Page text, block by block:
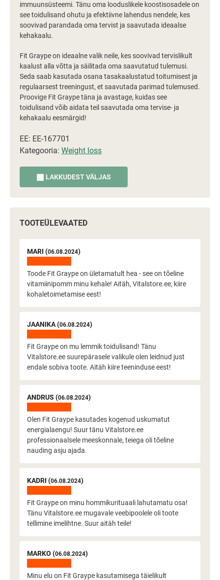
immuunsüsteemi. Tänu oma looduslikele koostisosadele on
see toidulisand ohutu ja efektiivne lahendus nendele, kes
soovivad parandada oma tervist ja saavutada ideaalse
kehakaalu.
Fit Graype on ideaalne valik neile, kes soovivad tervislikult
kaalust alla võtta ja säilitada oma saavutatud tulemusi.
Seda saab kasutada osana tasakaalustatud toitumisest ja
regulaarsest treeningust, et saavutada parimad tulemused.
Proovige Fit Graype täna ja avastage, kuidas see
toidulisand võib aidata teil saavutada oma tervise- ja
kehakaalu eesmärgid!
EE: EE-167701
Kategooria: Weight loss
LAKKUDEST VÄLJAS
TOOTEÜLEVAATED
MARI (06.08.2024)
Toode Fit Graype on ületamatult hea - see on tõeline
vitamiinipomm minu kehale! Aitäh, Vitalstore.ee, kiire
kohaletoimetamise eest!
JAANIKA (06.08.2024)
Fit Graype on mu lemmik toidulisand! Tänu
Vitalstore.ee suurepärasele valikule olen leidnud just
endale sobiva toote. Aitäh kiire teeninduse eest!
ANDRUS (06.08.2024)
Olen Fit Graype kasutades kogenud uskumatut
energialaengu! Suur tänu Vitalstore.ee
professionaalsele meeskonnale, teiega oli tõeline
nauding asju ajada.
KADRI (06.08.2024)
Fit Graype on minu hommikurituaali lahutamatu osa!
Tänu Vitalstore.ee mugavale veebipoolele oli toote
tellimine imelihtne. Suur aitäh teile!
MARKO (06.08.2024)
Minu elu on Fit Graype kasutamisega täielikult